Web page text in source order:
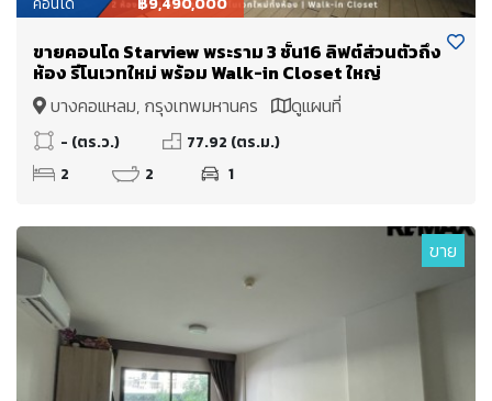
ขายคอนโด Starview พระราม 3 ชั้น16 ลิฟต์ส่วนตัวถึง
ห้อง รีโนเวทใหม่ พร้อม Walk-in Closet ใหญ่
บางคอแหลม, กรุงเทพมหานคร
ดูแผนที่
- (ตร.ว.)
77.92 (ตร.ม.)
2
2 1
ขาย